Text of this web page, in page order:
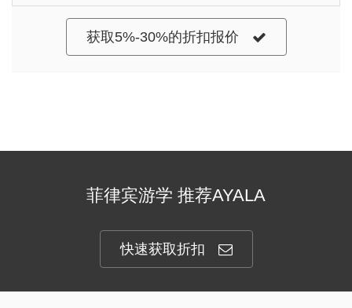
获取5%-30%的折扣报价
菲律宾游学 推荐AYALA
快速获取折扣